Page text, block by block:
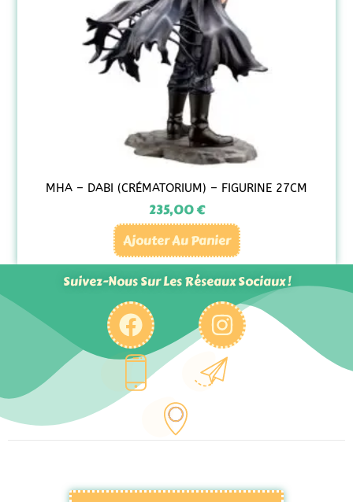
MHA – DABI (CRÉMATORIUM) – FIGURINE 27CM
235,00€
Ajouter Au Panier
Suivez-Nous Sur Les Réseaux Sociaux !